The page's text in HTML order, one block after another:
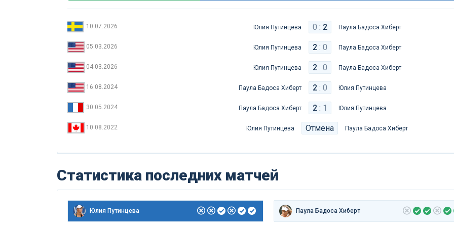
10.07.2026 Юлия Путинцева 0 : 2 Паула Бадоса Хиберт
05.03.2026 Юлия Путинцева 2: 0 Паула Бадоса Хиберт
04.03.2026 Юлия Путинцева 2: 0 Паула Бадоса Хиберт
16.08.2024 Паула Бадоса Хиберт 2: 0 Юлия Путинцева
30.05.2024 Паула Бадоса Хиберт 2: 1 Юлия Путинцева
10.08.2022 Юлия Путинцева Отмена Паула Бадоса Хиберт
Статистика последних матчей
Юлия Путинцева Паула Бадоса Хиберт